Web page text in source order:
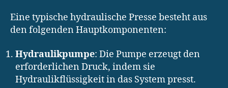
Eine typische hydraulische Presse besteht aus
den folgenden Hauptkomponenten:
Hydraulikpumpe: Die Pumpe erzeugt den
erforderlichen Druck, indem sie
Hydraulikflüssigkeit in das System presst.